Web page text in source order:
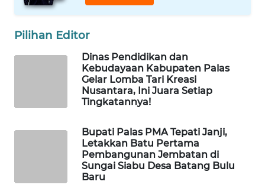
Pilihan Editor
Dinas Pendidikan dan
Kebudayaan Kabupaten Palas
Gelar Lomba Tari Kreasi
Nusantara, Ini Juara Setiap
Tingkatannya!
Bupati Palas PMA Tepati Janji,
Letakkan Batu Pertama
Pembangunan Jembatan di
Sungai Siabu Desa Batang Bulu
Baru
WAHANA
DESA
WISATA
Wahana
LISTRIK